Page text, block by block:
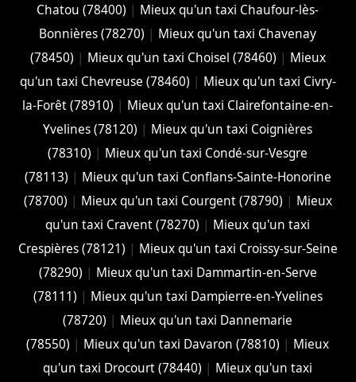
Chatou (78400) | Mieux qu'un taxi Chaufour-lès-
Bonnières (78270) | Mieux qu'un taxi Chavenay
(78450) | Mieux qu'un taxi Choisel (78460) | Mieux
qu'un taxi Chevreuse (78460) | Mieux qu'un taxi Civry-
la-Forêt (78910) | Mieux qu'un taxi Clairefontaine-en-
Yvelines (78120) | Mieux qu'un taxi Coignières
(78310) | Mieux qu'un taxi Condé-sur-Vesgre
(78113) | Mieux qu'un taxi Conflans-Sainte-Honorine
(78700) | Mieux qu'un taxi Courgent (78790) | Mieux
qu'un taxi Cravent (78270) | Mieux qu'un taxi
Crespières (78121) | Mieux qu'un taxi Croissy-sur-Seine
(78290) | Mieux qu'un taxi Dammartin-en-Serve
(78111) | Mieux qu'un taxi Dampierre-en-Yvelines
(78720) | Mieux qu'un taxi Dannemarie
(78550) | Mieux qu'un taxi Davaron (78810) | Mieux
qu'un taxi Drocourt (78440) | Mieux qu'un taxi